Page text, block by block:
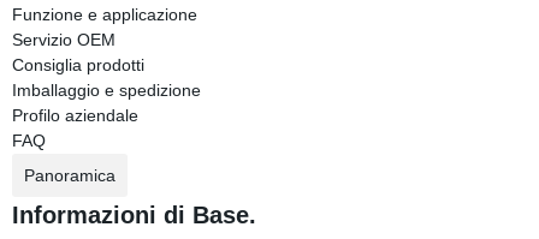
Funzione e applicazione
Servizio OEM
Consiglia prodotti
Imballaggio e spedizione
Profilo aziendale
FAQ
Panoramica
Informazioni di Base.